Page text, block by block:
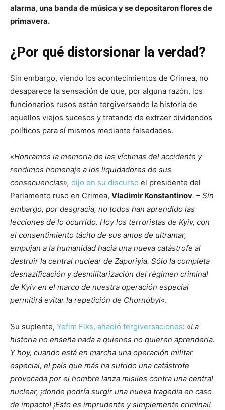
alarma, una banda de música y se depositaron flores de
primavera.
¿Por qué distorsionar la verdad?
Sin embargo, viendo los acontecimientos de Crimea, no
desaparece la sensación de que, por alguna razón, los
funcionarios rusos están tergiversando la historia de
aquellos viejos sucesos y tratando de extraer dividendos
políticos para sí mismos mediante falsedades.
«Honramos la memoria de las víctimas del accidente y
rendimos homenaje a los liquidadores de sus
consecuencias», dijo en su discurso el presidente del
Parlamento ruso en Crimea, Vladimir Konstantinov. – Sin
embargo, por desgracia, no todos han aprendido las
lecciones de lo ocurrido. Hoy los terroristas de Kyiv, con
el consentimiento tácito de sus amos de ultramar,
empujan a la humanidad hacia una nueva catástrofe al
destruir la central nuclear de Zaporiyia. Sólo la completa
desnazificación y desmilitarización del régimen criminal
de Kyiv en el marco de nuestra operación especial
permitirá evitar la repetición de Chornóbyl«.
Su suplente, Yefim Fiks, añadió tergiversaciones: «La
historia no enseña nada a quienes no quieren aprenderla.
Y hoy, cuando está en marcha una operación militar
especial, el país que más ha sufrido una catástrofe
provocada por el hombre lanza misiles contra una central
nuclear, ¡donde podría surgir una nueva tragedia en caso
de impacto! ¡Esto es imprudente y simplemente criminal!